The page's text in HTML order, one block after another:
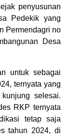
penyusunan
Pedekik yang
Permendagri no
Desa
untuk sebagai
ternyata yang
selesai.
RKP ternyata
tetap saja
tahun 2024, di